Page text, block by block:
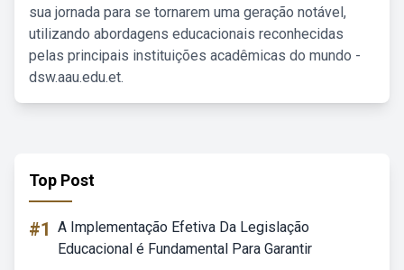
sua jornada para se tornarem uma geração notável,
utilizando abordagens educacionais reconhecidas
pelas principais instituições acadêmicas do mundo -
dsw.aau.edu.et.
Top Post
#1 A Implementação Efetiva Da Legislação
Educacional é Fundamental Para Garantir